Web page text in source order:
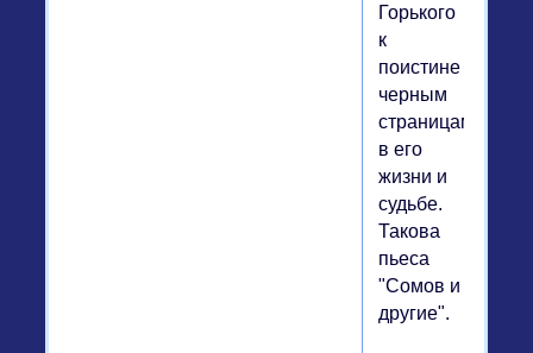
Горького
к
поистине
черным
страницам
в его
жизни и
судьбе.
Такова
пьеса
"Сомов и
другие".